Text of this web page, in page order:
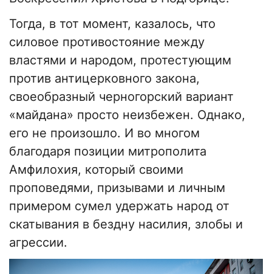
Тогда, в тот момент, казалось, что
силовое противостояние между
властями и народом, протестующим
против антицерковного закона,
своеобразный черногорский вариант
«майдана» просто неизбежен. Однако,
его не произошло. И во многом
благодаря позиции митрополита
Амфилохия, который своими
проповедями, призывами и личным
примером сумел удержать народ от
скатывания в бездну насилия, злобы и
агрессии.